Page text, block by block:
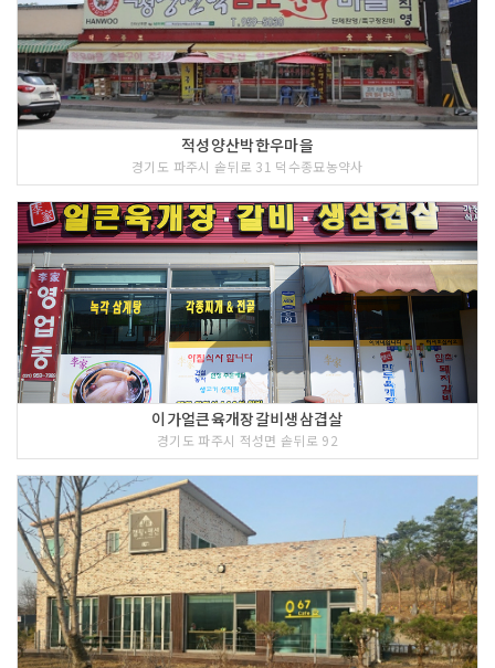
적성양산박한우마을
경기도 파주시 솥뒤로 31 덕수종묘농약사
이가얼큰육개장갈비생삼겹살
경기도 파주시 적성면 솥뒤로 92